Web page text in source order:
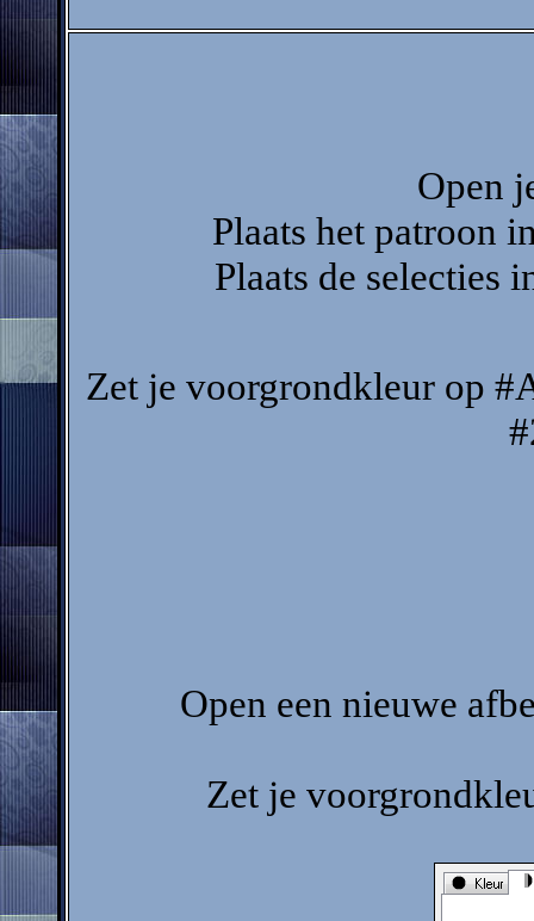
Open
Plaats het patroon
Plaats de selecties
Zet je voorgrondkleur op
Open een nieuwe
Zet je